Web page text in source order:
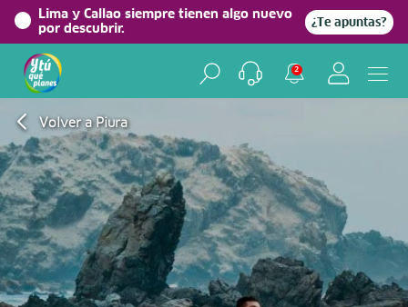
Lima y Callao siempre tienen algo nuevo
por descubrir.
¿Te apuntas?
2
Volver a Piura